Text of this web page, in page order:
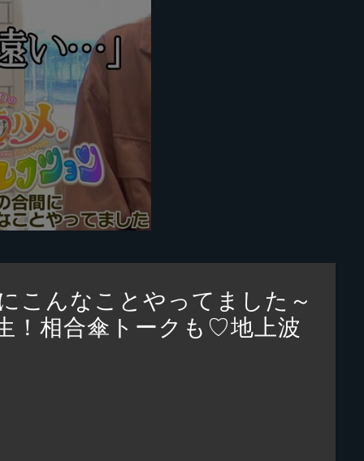
こんなことやってました～
！相合傘トークも♡地上波